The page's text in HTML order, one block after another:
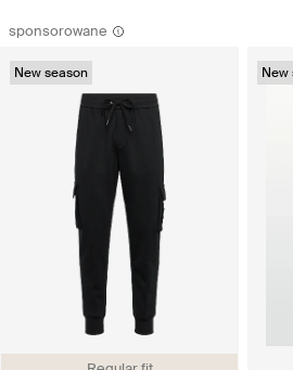
sponsorowane
New season New